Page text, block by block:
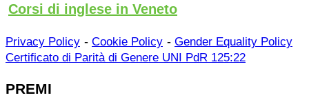
Corsi di inglese in Veneto
Privacy Policy - Cookie Policy - Gender Equality Policy
Certificato di Parità di Genere UNI PdR 125:22
PREMI